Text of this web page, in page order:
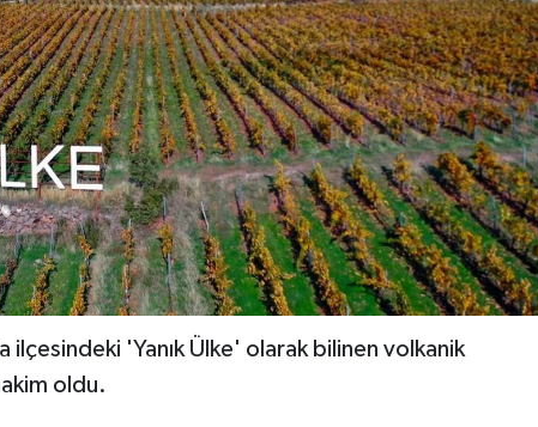
ilçesindeki 'Yanık Ülke' olarak bilinen volkanik
oldu.